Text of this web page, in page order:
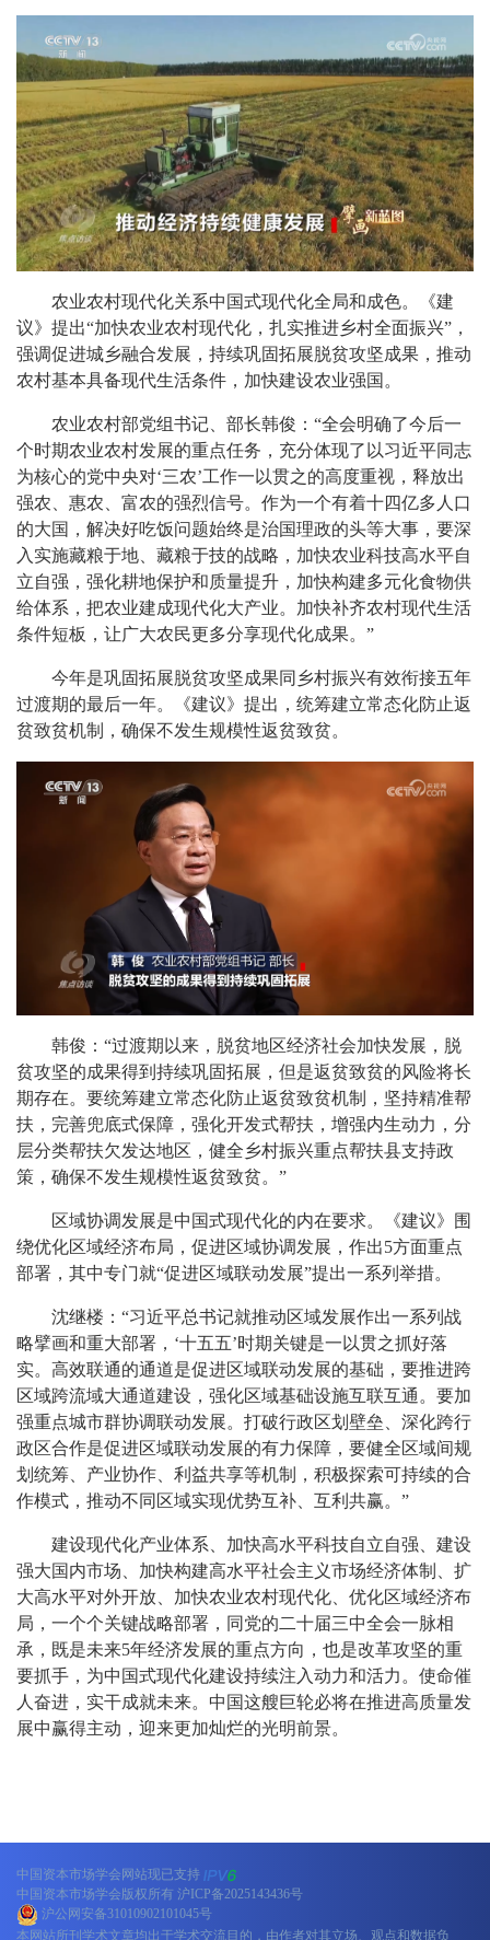
农业农村现代化关系中国式现代化全局和成色。《建
议》提出“加快农业农村现代化，扎实推进乡村全面振兴”，
强调促进城乡融合发展，持续巩固拓展脱贫攻坚成果，推动
农村基本具备现代生活条件，加快建设农业强国。
农业农村部党组书记、部长韩俊：“全会明确了今后一
个时期农业农村发展的重点任务，充分体现了以习近平同志
为核心的党中央对‘三农’工作一以贯之的高度重视，释放出
强农、惠农、富农的强烈信号。作为一个有着十四亿多人口
的大国，解决好吃饭问题始终是治国理政的头等大事，要深
入实施藏粮于地、藏粮于技的战略，加快农业科技高水平自
立自强，强化耕地保护和质量提升，加快构建多元化食物供
给体系，把农业建成现代化大产业。加快补齐农村现代生活
条件短板，让广大农民更多分享现代化成果。”
今年是巩固拓展脱贫攻坚成果同乡村振兴有效衔接五年
过渡期的最后一年。《建议》提出，统筹建立常态化防止返
贫致贫机制，确保不发生规模性返贫致贫。
韩俊：“过渡期以来，脱贫地区经济社会加快发展，脱
贫攻坚的成果得到持续巩固拓展，但是返贫致贫的风险将长
期存在。要统筹建立常态化防止返贫致贫机制，坚持精准帮
扶，完善兜底式保障，强化开发式帮扶，增强内生动力，分
层分类帮扶欠发达地区，健全乡村振兴重点帮扶县支持政
策，确保不发生规模性返贫致贫。”
区域协调发展是中国式现代化的内在要求。《建议》围
绕优化区域经济布局，促进区域协调发展，作出5方面重点
部署，其中专门就“促进区域联动发展”提出一系列举措。
沈继楼：“习近平总书记就推动区域发展作出一系列战
略擘画和重大部署，‘十五五’时期关键是一以贯之抓好落
实。高效联通的通道是促进区域联动发展的基础，要推进跨
区域跨流域大通道建设，强化区域基础设施互联互通。要加
强重点城市群协调联动发展。打破行政区划壁垒、深化跨行
政区合作是促进区域联动发展的有力保障，要健全区域间规
划统筹、产业协作、利益共享等机制，积极探索可持续的合
作模式，推动不同区域实现优势互补、互利共赢。”
建设现代化产业体系、加快高水平科技自立自强、建设
强大国内市场、加快构建高水平社会主义市场经济体制、扩
大高水平对外开放、加快农业农村现代化、优化区域经济布
局，一个个关键战略部署，同党的二十届三中全会一脉相
承，既是未来5年经济发展的重点方向，也是改革攻坚的重
要抓手，为中国式现代化建设持续注入动力和活力。使命催
人奋进，实干成就未来。中国这艘巨轮必将在推进高质量发
展中赢得主动，迎来更加灿烂的光明前景。
中国资本市场学会网站现已支持
中国资本市场学会版权所有 沪ICP备2025143436号
沪公网安备31010902101045号
本网站所刊学术文章均出于学术交流目的，由作者对其立场、观点和数据负